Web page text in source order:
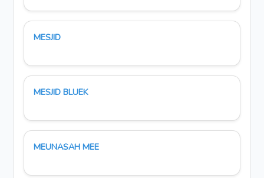
MESJID
MESJID BLUEK
MEUNASAH MEE